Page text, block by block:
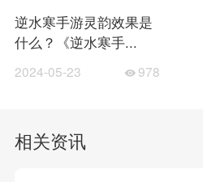
逆水寒手游灵韵效果是
什么？《逆水寒手...
2024-05-23 978
相关资讯